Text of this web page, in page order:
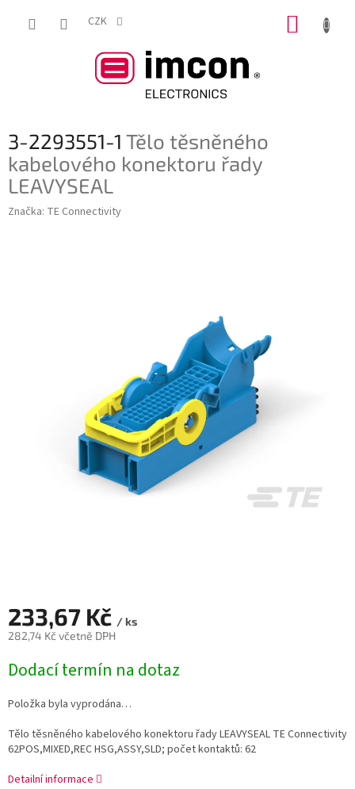
CZK
3-2293551-1 Tělo těsněného
kabelového konektoru řady
LEAVYSEAL
Značka: TE Connectivity
233,67 Kč / ks
282,74 Kč včetně DPH
cena:
Dodací termín na dotaz
Položka byla vyprodána…
Tělo těsněného kabelového konektoru řady LEAVYSEAL TE Connectivity
62POS,MIXED,REC HSG,ASSY,SLD; počet kontaktů: 62
Detailní informace